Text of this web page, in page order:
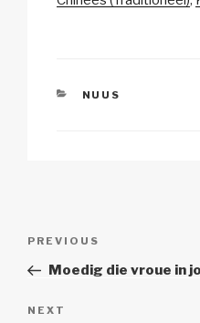
CATEGORIES
NUUS
Previous
Post
PREVIOUS
Moedig die vroue in
Next
NEXT